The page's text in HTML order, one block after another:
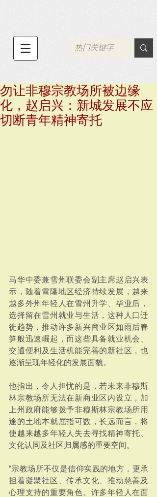
勿让非穆宗教场所被边缘
化，赵启兴：新城发展不应
切断青年精神寄托
马华中委兼雪州联委会副主席赵启兴表
示，随着雪隆地区经济持续发展，越来
越多外州年轻人在雪州升学、毕业后，
选择留在雪州就业与生活，这种人口迁
徙趋势，推动许多新兴商业区如雨后春
笋般迅速崛起，而这些具备就业机会、
交通便利及生活机能完善的新社区，也
逐渐呈现年轻化的发展面貌。
他指出，令人担忧的是，若未来非穆斯
林宗教场所无法在新商业区内设立，加
上州政府能够拨予非穆斯林宗教场所用
途的土地本就屈指可数，长远而言，将
使越来越多年轻人失去寻找精神寄托、
文化认同及社区归属感的重要空间。
“宗教场所不仅是信仰实践的地方，更承
担着凝聚社区、传承文化、推动慈善及
心理支持的重要角色。许多年轻人在面